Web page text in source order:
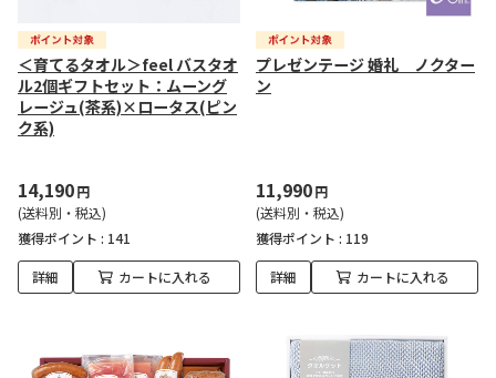
＜育てるタオル＞feel バスタオ
ル2個ギフトセット：ムーング
レージュ(茶系)×ロータス(ピン
ク系)
14,190円
(送料別・税込)
獲得ポイント : 141
詳細 カートに入れる
プレゼンテージ 婚礼 ノクター
ン
11,990円
(送料別・税込)
獲得ポイント : 119
詳細 カートに入れる